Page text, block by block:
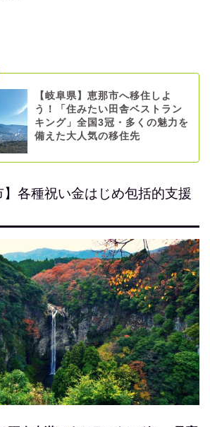
【岐阜県】恵那市へ移住しよ
う！「住みたい田舎ベストラン
キング」全国3冠・多くの魅力を
備えた大人気の移住先
】各種祝い金はじめ包括的支援